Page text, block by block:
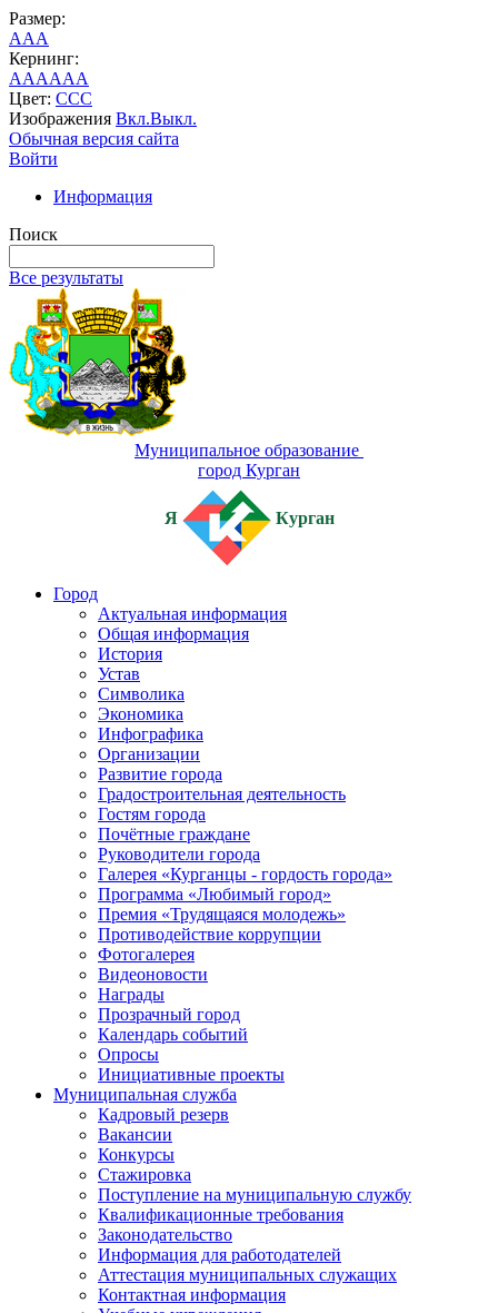
Размер:
AAA
Кернинг:
AAAAAA
Цвет: CCC
Изображения Вкл.Выкл.
Обычная версия сайта
Войти
Информация
Поиск
Все результаты
Муниципальное образование
город Курган
Я Курган
Город
Актуальная информация
Общая информация
История
Устав
Символика
Экономика
Инфографика
Организации
Развитие города
Градостроительная деятельность
Гостям города
Почётные граждане
Руководители города
Галерея «Курганцы - гордость города»
Программа «Любимый город»
Премия «Трудящаяся молодежь»
Противодействие коррупции
Фотогалерея
Видеоновости
Награды
Прозрачный город
Календарь событий
Опросы
Инициативные проекты
Муниципальная служба
Кадровый резерв
Вакансии
Конкурсы
Стажировка
Поступление на муниципальную службу
Квалификационные требования
Законодательство
Информация для работодателей
Аттестация муниципальных служащих
Контактная информация